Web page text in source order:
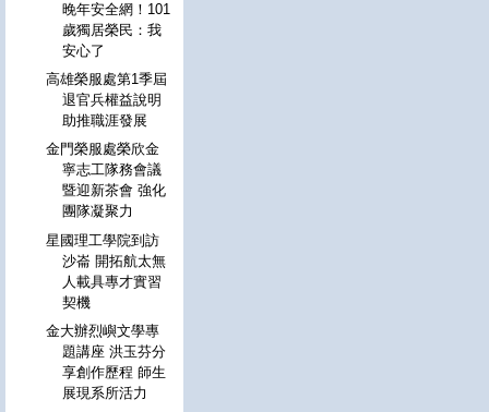
晚年安全網！101
歲獨居榮民：我
安心了
高雄榮服處第1季屆
退官兵權益說明
助推職涯發展
金門榮服處榮欣金
寧志工隊務會議
暨迎新茶會 強化
團隊凝聚力
星國理工學院到訪
沙崙 開拓航太無
人載具專才實習
契機
金大辦烈嶼文學專
題講座 洪玉芬分
享創作歷程 師生
展現系所活力